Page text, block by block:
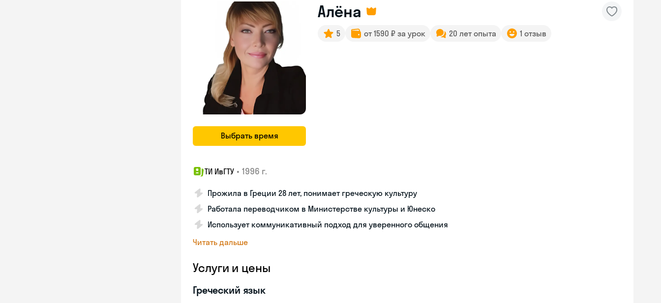
Выбрать время
Алёна
5 от 1590 ₽ за урок 20 лет опыта 1 отзыв
ТИ ИвГТУ • 1996 г.
Прожила в Греции 28 лет, понимает греческую культуру
Работала переводчиком в Министерстве культуры и Юнеско
Использует коммуникативный подход для уверенного общения
Читать дальше
Услуги и цены
Греческий язык